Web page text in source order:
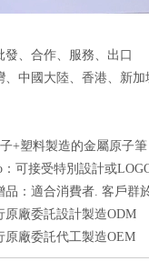
、合作、服務、出口
、中國大陸、香港、新加
+塑料製造的金屬原子筆
可接受特別設計或
品：適合消費者. 客戶群
原廠委託設計製造ODM
原廠委託代工製造OEM